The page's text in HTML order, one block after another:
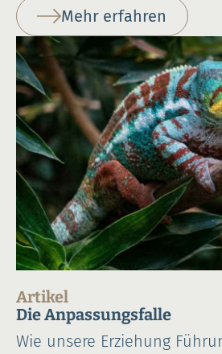
Mehr erfahren
Artikel
Die Anpassungsfalle
Wie unsere Erziehung